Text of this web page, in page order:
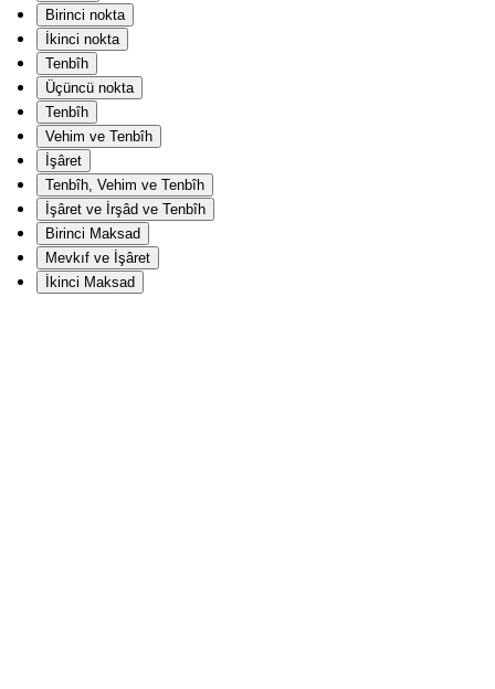
Birinci nokta
İkinci nokta
Tenbîh
Üçüncü nokta
Tenbîh
Vehim ve Tenbîh
İşâret
Tenbîh, Vehim ve Tenbîh
İşâret ve İrşâd ve Tenbîh
Birinci Maksad
Mevkıf ve İşâret
İkinci Maksad